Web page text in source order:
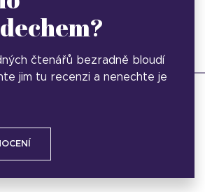
čtenářů bezradně bloudí
jim tu recenzi a nenechte je